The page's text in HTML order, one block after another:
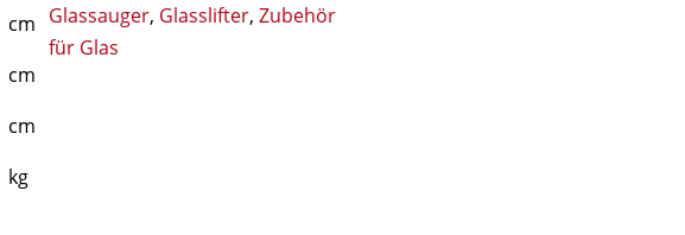
cm
cm
cm
kg
Glassauger, Glasslifter,Zubehör
für Glas